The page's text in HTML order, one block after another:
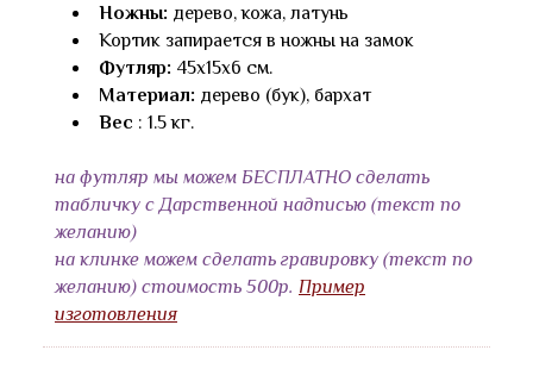
Ножны: дерево, кожа, латунь
Кортик запирается в ножны на замок
Футляр: 45x15x6 см.
Материал: дерево (бук), бархат
Вес : 1.5 кг.
на футляр мы можем БЕСПЛАТНО сделать
табличку с Дарственной надписью (текст по
желанию)
на клинке можем сделать гравировку (текст по
желанию) стоимость 500р. Пример
изготовления